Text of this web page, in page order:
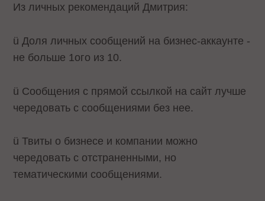
Из личных рекомендаций Дмитрия:
ü Доля личных сообщений на бизнес-аккаунте -
не больше 1ого из 10.
ü Сообщения с прямой ссылкой на сайт лучше
чередовать с сообщениями без нее.
ü Твиты о бизнесе и компании можно
чередовать с отстраненными, но
тематическими сообщениями.